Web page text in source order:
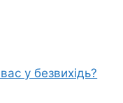
у безвихідь?